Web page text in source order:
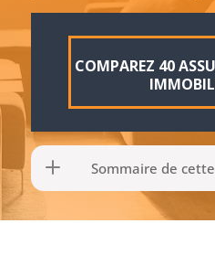
COMPAREZ 40
Sommaire de